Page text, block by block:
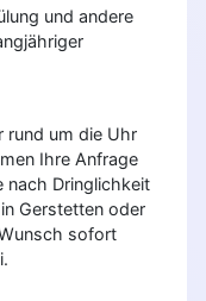
und andere
rund um die Uhr
Ihre Anfrage
nach Dringlichkeit
Gerstetten oder
sofort